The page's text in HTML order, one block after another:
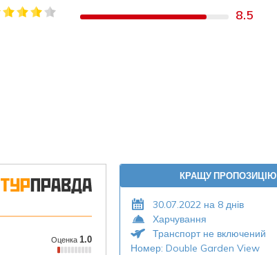
8.5
КРАЩУ ПРОПОЗИЦІЮ
30.07.2022 на 8 днів
Харчування
Транспорт не включений
Номер: Double Garden View